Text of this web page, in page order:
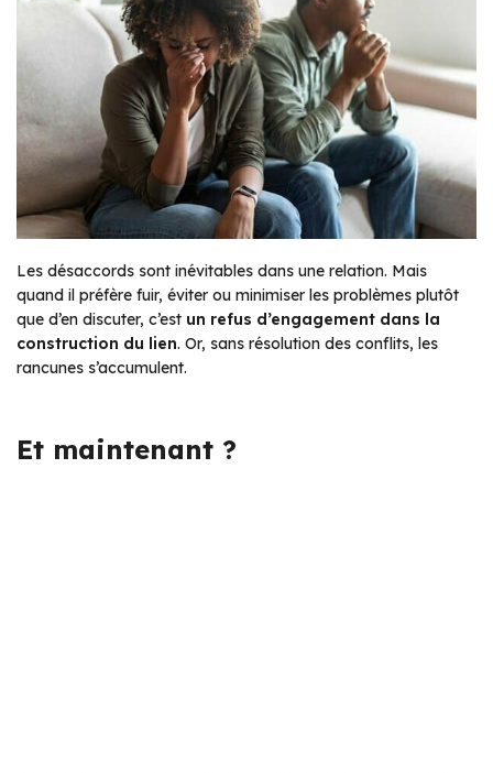
Les désaccords sont inévitables dans une relation. Mais
quand il préfère fuir, éviter ou minimiser les problèmes plutôt
que d’en discuter, c’est un refus d’engagement dans la
construction du lien. Or, sans résolution des conflits, les
rancunes s’accumulent.
Et maintenant ?